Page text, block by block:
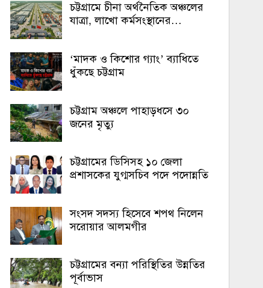
চট্টগ্রামে চীনা অর্থনৈতিক অঞ্চলের
যাত্রা, লাখো কর্মসংস্থানের…
‘মাদক ও কিশোর গ্যাং’ ব্যাধিতে
ধুঁকছে চট্টগ্রাম
চট্টগ্রাম অঞ্চলে পাহাড়ধসে ৩০
জনের মৃত্যু
চট্টগ্রামের ডিসিসহ ১০ জেলা
প্রশাসকের যুগ্মসচিব পদে পদোন্নতি
সংসদ সদস্য হিসেবে শপথ নিলেন
সরোয়ার আলমগীর
চট্টগ্রামের বন্যা পরিস্থিতির উন্নতির
পূর্বাভাস